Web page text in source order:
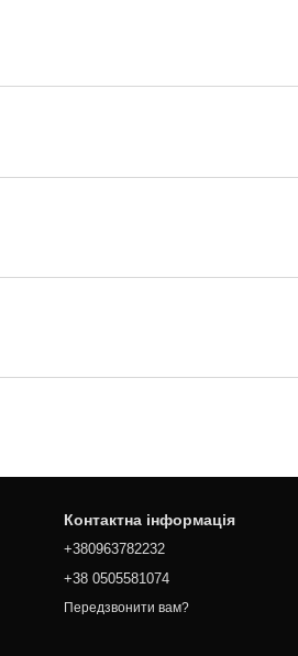
Контактна інформація
+380963782232
+38 0505581074
Передзвонити вам?